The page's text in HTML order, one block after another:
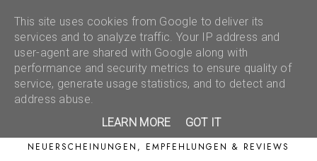
NEUERSCHEINUNGEN, EMPFEHLUNGEN & REVIEWS
This site uses cookies from Google to deliver its
services and to analyze traffic. Your IP address and
user-agent are shared with Google along with
performance and security metrics to ensure quality of
service, generate usage statistics, and to detect and
address abuse.
LEARN MORE
GOT IT